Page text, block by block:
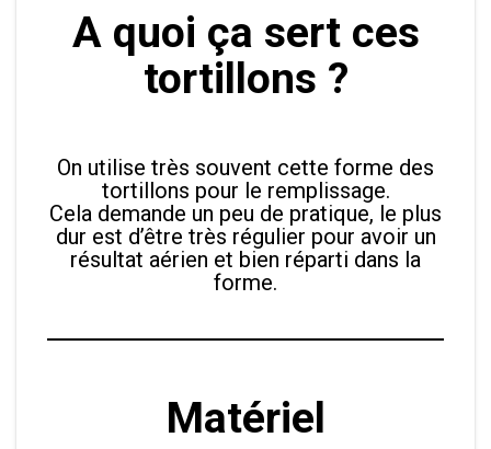
A quoi ça sert ces
tortillons ?
On utilise très souvent cette forme des
tortillons pour le remplissage.
Cela demande un peu de pratique, le plus
dur est d’être très régulier pour avoir un
résultat aérien et bien réparti dans la
forme.
Matériel